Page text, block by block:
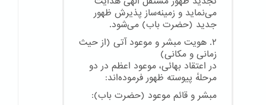
می‌نماید و زمینه‌ساز پذیرش ظهور
جدید (حضرت باب) می‌شود.
۲. هویت مبشر و موعود آتی (از حیث
زمانی و مکانی)
در اعتقاد بهائی، موعود اعظم در دو
مرحلهٔ پیوسته ظهور فرموده‌اند:
مبشر و قائم موعود (حضرت باب):